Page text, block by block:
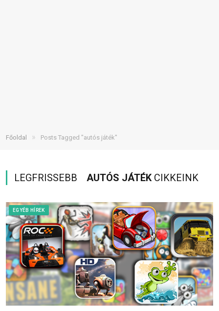
Főoldal » Posts Tagged "autós játék"
LEGFRISSEBB AUTÓS JÁTÉKCIKKEINK
EGYÉB HÍREK